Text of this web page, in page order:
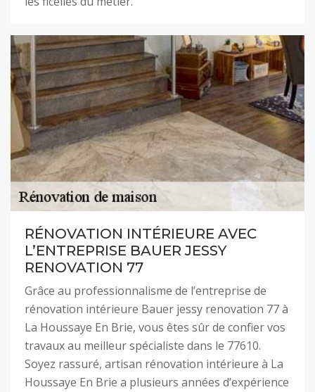
RÉNOVATION INTÉRIEURE AVEC
L’ENTREPRISE BAUER JESSY
RENOVATION 77
Grâce au professionnalisme de l’entreprise de
rénovation intérieure Bauer jessy renovation 77 à
La Houssaye En Brie, vous êtes sûr de confier vos
travaux au meilleur spécialiste dans le 77610.
Soyez rassuré, artisan rénovation intérieure à La
Houssaye En Brie a plusieurs années d’expérience